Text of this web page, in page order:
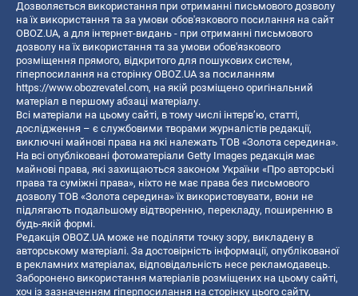
Дозволяється використання при отриманні письмового дозволу
на їх використання та за умови обов'язкового посилання на сайт
OBOZ.UA, а для інтернет-видань - при отриманні письмового
дозволу на їх використання та за умови обов'язкового
розміщення прямого, відкритого для пошукових систем,
гіперпосилання на сторінку OBOZ.UA за посиланням
https://www.obozrevatel.com, на якій розміщено оригінальний
матеріал в першому абзаці матеріалу.
Всі матеріали на цьому сайті, в тому числі інтерв’ю, статті,
дослідження – є службовими творами журналістів редакції,
виключні майнові права на які належать ТОВ «Золота середина».
На всі опубліковані фотоматеріали Getty Images редакція має
майнові права, які захищаються законом України «Про авторські
права та суміжні права», ніхто не має права без письмового
дозволу ТОВ «Золота середина» їх використовувати, вони не
підлягають подальшому відтворенню, перекладу, поширенню в
будь-якій формі.
Редакція OBOZ.UA може не поділяти точку зору, викладену в
авторському матеріалі. За достовірність інформації, опублікованої
в рекламних матеріалах, відповідальність несе рекламодавець.
Заборонено використання матеріалів розміщених на цьому сайті,
хоч із зазначенням гіперпосилання на сторінку цього сайту,